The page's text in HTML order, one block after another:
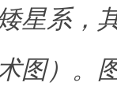
星系，
图）。